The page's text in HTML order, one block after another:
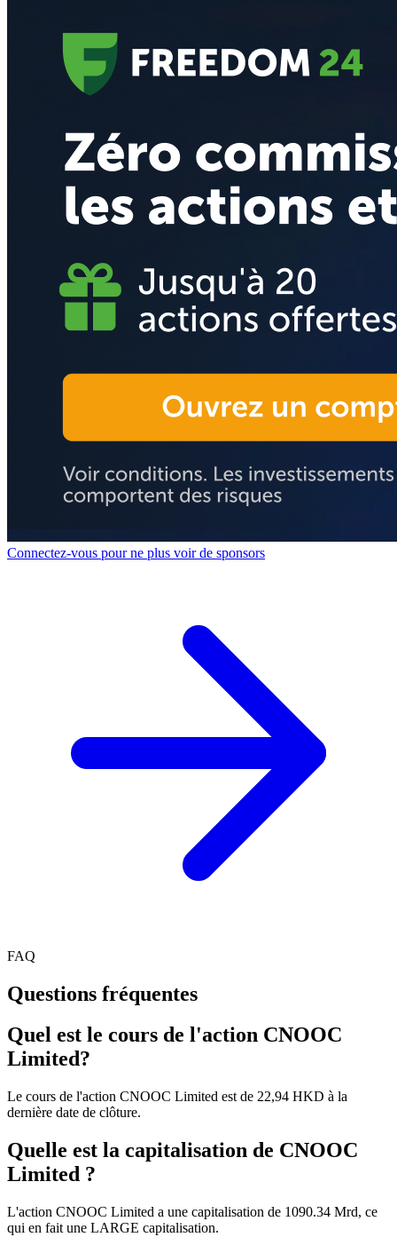
Connectez-vous pour ne plus voir de sponsors
FAQ
Questions fréquentes
Quel est le cours de l'action CNOOC
Limited?
Le cours de l'action CNOOC Limited est de 22,94 HKD à la
dernière date de clôture.
Quelle est la capitalisation de CNOOC
Limited ?
L'action CNOOC Limited a une capitalisation de 1090.34 Mrd, ce
qui en fait une LARGE capitalisation.